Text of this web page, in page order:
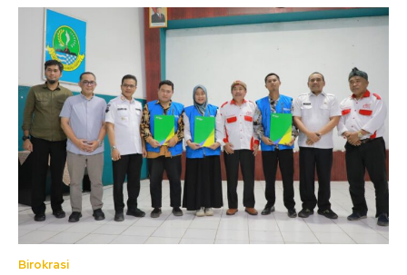
Birokrasi